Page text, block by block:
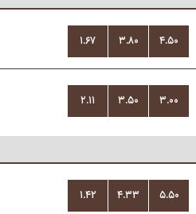
۱.۶۷ ۳.۸۰ ۴.۵۰
۲.۱۱ ۳.۵۰ ۳.۰۰
۱.۴۲ ۴.۳۳ ۵.۵۰